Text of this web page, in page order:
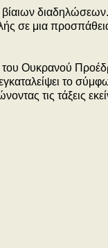
βίαιων
σε μια
του Ουκρανού
το
τις τάξεις